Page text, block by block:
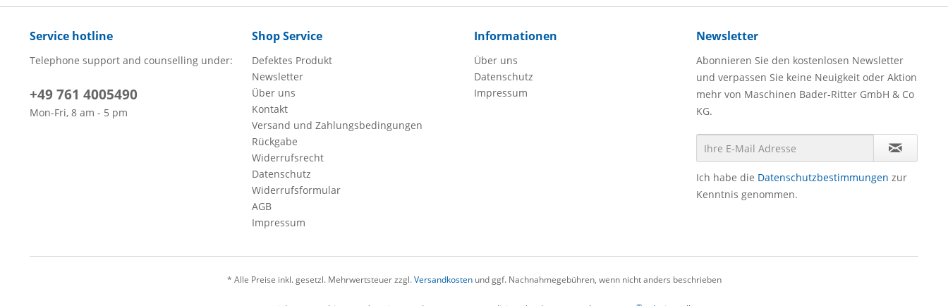
Service hotline
Telephone support and counselling under:
+49 761 4005490
Mon-Fri, 8 am - 5 pm
Shop Service
Defektes Produkt
Newsletter
Über uns
Kontakt
Versand und Zahlungsbedingungen
Rückgabe
Widerrufsrecht
Datenschutz
Widerrufsformular
AGB
Impressum
Informationen
Über uns
Datenschutz
Impressum
Newsletter
Abonnieren Sie den kostenlosen Newsletter
und verpassen Sie keine Neuigkeit oder Aktion
mehr von Maschinen Bader-Ritter GmbH & Co
KG.
Ich habe die Datenschutzbestimmungen zur
Kenntnis genommen.
* Alle Preise inkl. gesetzl. Mehrwertsteuer zzgl.Versandkostenund ggf. Nachnahmegebühren, wenn nicht anders beschrieben